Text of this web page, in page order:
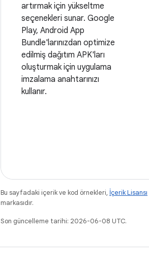
artırmak için yükseltme
seçenekleri sunar. Google
Play, Android App
Bundle'larınızdan optimize
edilmiş dağıtım APK'ları
oluşturmak için uygulama
imzalama anahtarınızı
kullanır.
Bu sayfadaki içerik ve kod örnekleri, İçerik Lisansı
markasıdır.
Son güncelleme tarihi: 2026-06-08 UTC.